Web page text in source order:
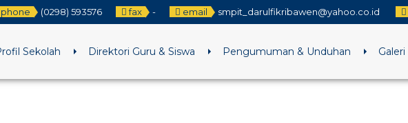
phone (0298) 593576 fax - email smpit_darulfikribawen@yahoo.co.id
Sekolah Direktori Guru & Siswa Pengumuman & Unduhan Galeri